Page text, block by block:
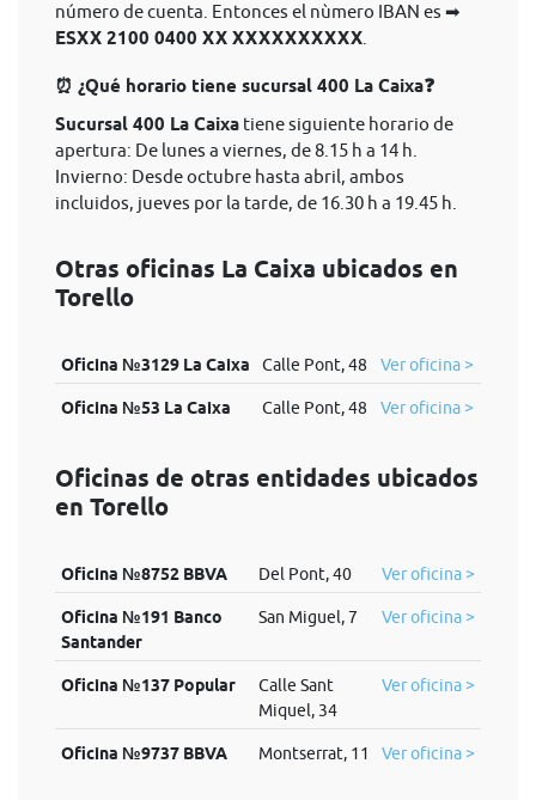
número de cuenta. Entonces el nùmero IBAN es ➡
ESXX 2100 0400 XX XXXXXXXXXX
⏰ ¿Qué horario tiene sucursal 400 La Caixa❓
Sucursal 400 La Caixa tiene siguiente horario de
apertura: De lunes a viernes, de 8.15 h a 14 h.
Invierno: Desde octubre hasta abril, ambos
incluidos, jueves por la tarde, de 16.30 h a 19.45 h.
Otras oficinas La Caixa ubicados en
Torello
Oficina №3129 La Caixa Calle Pont, 48 Ver oficina >
Oficina №53 La Caixa Calle Pont, 48 Ver oficina >
Oficinas de otras entidades ubicados
en Torello
Oficina №8752 BBVA Del Pont, 40 Ver oficina >
Oficina №191 Banco
Santander
San Miguel, 7 Ver oficina >
Oficina №137 Popular
Calle Sant
Miquel, 34
Ver oficina >
Oficina №9737 BBVA Montserrat, 11 Ver oficina >